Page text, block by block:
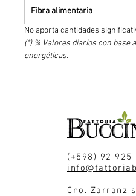
Fibra alimentaria
No aporta cantidades
(*) % Valores diarios con base
energéticas.
(+598) 92 925
Cno. Zarranz